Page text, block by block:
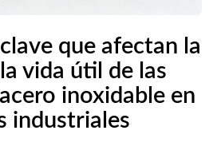
que afectan la
vida útil de las
inoxidable en
industriales